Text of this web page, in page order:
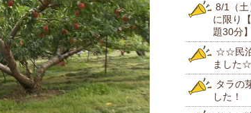
8/1（土
に限り
題30分
☆☆民
ました
タラの
した！